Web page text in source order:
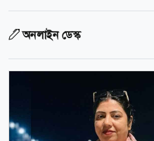
অনলাইন ডেস্ক